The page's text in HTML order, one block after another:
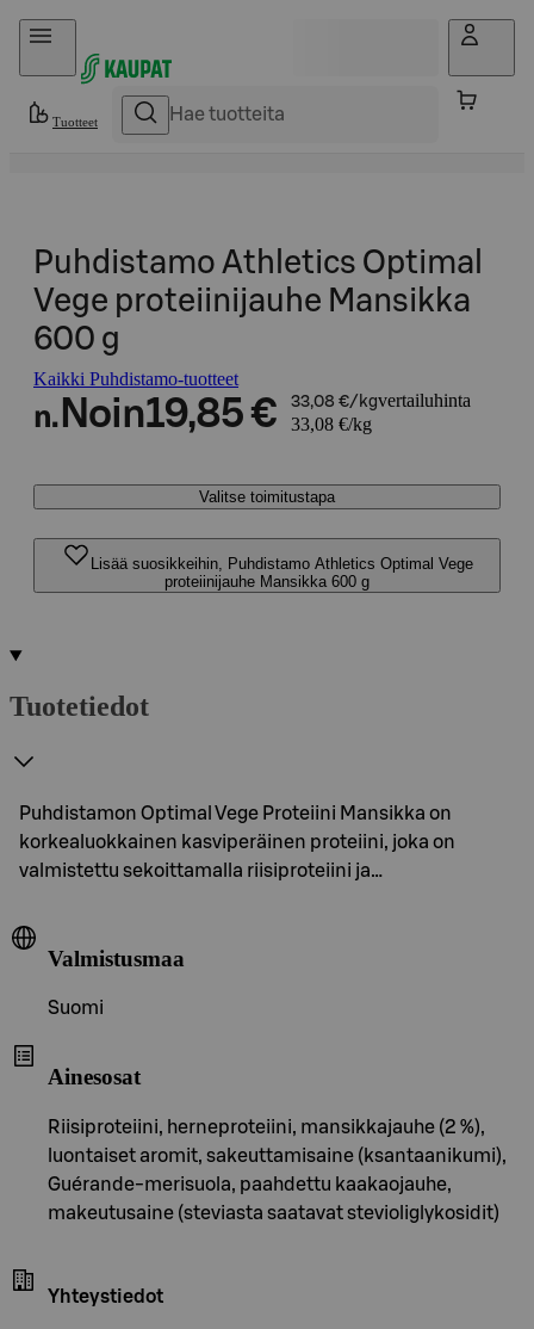
Hyppää sisältöön
Tuotteet
Puhdistamo Athletics Optimal
Vege proteiinijauhe Mansikka
600 g
Kaikki Puhdistamo-tuotteet
n. Noin19,85 € 33,08 €/kgvertailuhinta
33,08 €/kg
Valitse toimitustapa
Lisää suosikkeihin, Puhdistamo Athletics Optimal Vege
proteiinijauhe Mansikka 600 g
Tuotetiedot
Puhdistamon Optimal Vege Proteiini Mansikka on
korkealuokkainen kasviperäinen proteiini, joka on
valmistettu sekoittamalla riisiproteiini ja…
Valmistusmaa
Suomi
Ainesosat
Riisiproteiini, herneproteiini, mansikkajauhe (2 %),
luontaiset aromit, sakeuttamisaine (ksantaanikumi),
Guérande-merisuola, paahdettu kaakaojauhe,
makeutusaine (steviasta saatavat stevioliglykosidit)
Yhteystiedot